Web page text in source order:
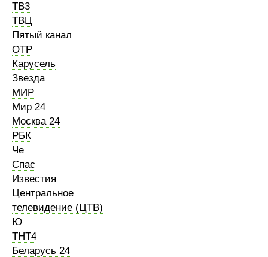
ТВ3
ТВЦ
Пятый канал
ОТР
Карусель
Звезда
МИР
Мир 24
Москва 24
РБК
Че
Спас
Известия
Центральное
телевидение (ЦТВ)
Ю
ТНТ4
Беларусь 24